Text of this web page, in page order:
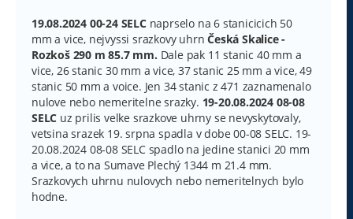
19.08.2024 00-24 SELCnaprselo na 6 stanicicich 50
mm a vice, nejvyssi srazkovy uhrnČeská Skalice -
Rozkoš 290 m 85.7 mm. Dale pak 11 stanic 40 mm a
vice, 26 stanic 30 mm a vice, 37 stanic 25 mm a vice, 49
stanic 50 mm a voice. Jen 34 stanic z 471 zaznamenalo
nulove nebo nemeritelne srazky. 19-20.08.2024 08-08
SELC uz prilis velke srazkove uhrny se nevyskytovaly,
vetsina srazek 19. srpna spadla v dobe 00-08 SELC. 19-
20.08.2024 08-08 SELC spadlo na jedine stanici 20 mm
a vice, a to na Sumave Plechý 1344 m 21.4 mm.
Srazkovych uhrnu nulovych nebo nemeritelnych bylo
hodne.